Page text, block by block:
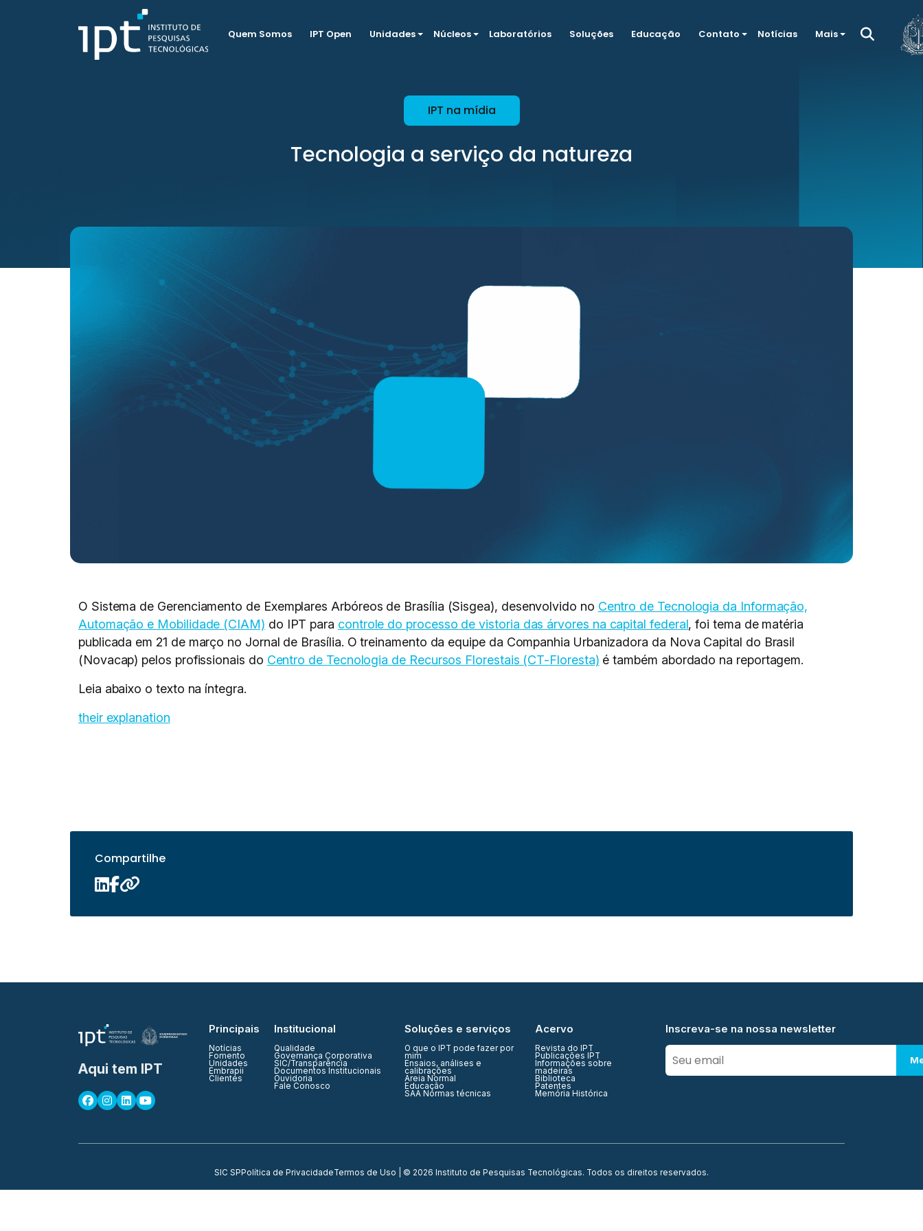
Quem Somos IPT Open Unidades Núcleos Laboratórios Soluções Educação Contato Notícias Mais
IPT na mídia
Tecnologia a serviço da natureza
O Sistema de Gerenciamento de Exemplares Arbóreos de Brasília (Sisgea), desenvolvido no Centro de Tecnologia da Informação,
Automação e Mobilidade (CIAM) do IPT para controle do processo de vistoria das árvores na capital federal, foi tema de matéria
publicada em 21 de março no Jornal de Brasília. O treinamento da equipe da Companhia Urbanizadora da Nova Capital do Brasil
(Novacap) pelos profissionais do Centro de Tecnologia de Recursos Florestais (CT-Floresta) é também abordado na reportagem.
Leia abaixo o texto na íntegra.
their explanation
Compartilhe
Aqui tem IPT
Principais
Notícias
Fomento
Unidades
Embrapii
Clientes
Institucional
Qualidade
Governança Corporativa
SIC/Transparência
Documentos Institucionais
Ouvidoria
Fale Conosco
Soluções e serviços
O que o IPT pode fazer por
mim
Ensaios, análises e
calibrações
Areia Normal
Educação
SAA Normas técnicas
Acervo
Revista do IPT
Publicações IPT
Informações sobre
madeiras
Biblioteca
Patentes
Memória Histórica
Inscreva-se na nossa newsletter
SIC SPPolítica de PrivacidadeTermos de Uso | © 2026 Instituto de Pesquisas Tecnológicas. Todos os direitos reservados.